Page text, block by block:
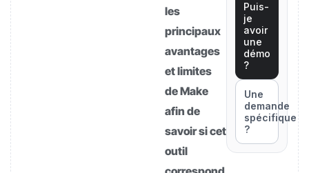
les
principaux
avantages
et limites
de Make
afin de
savoir si cet
outil
Puis-
je
avoir
une
démo
?
Une
demande
spécifique
?